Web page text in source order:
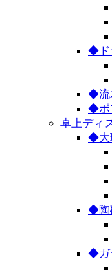
◆ド
◆流
◆ポ
卓上ディ
◆大
◆陶
◆ガ